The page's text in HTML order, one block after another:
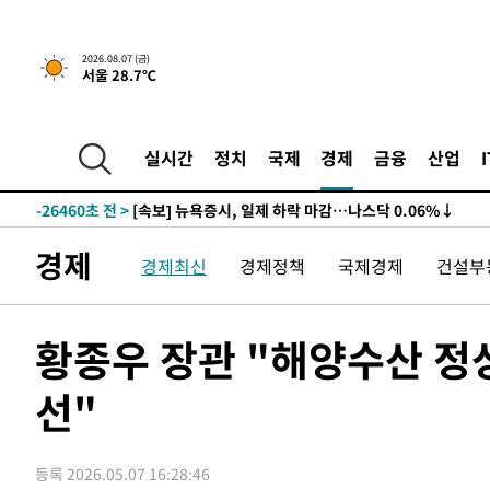
2026.08.07 (금)
서울 28.7℃
실시간 정치 국제 경제 금융 산업
-26460초 전 >
-31894초 전 > 이란, 호르무즈서 "적국 목표물들"과 대치로 남부 케슘
발효
-28760초 전 >
[속보]트럼프, 美 원정출산 금지 행정명령 서명
-26460초 전 >[속보] 뉴욕증시, 일제 하락 마감…나스닥 0.06%↓
례 큰 폭발음
-30609초 전 >[속보]美, 폴리실리콘 수입 규제…파생제품 15% 관세,
발효
-28760초 전 >
-26460초 전 >
경제 경제최신 경제정책 국제경제 건설
황종우 장관 "해양수산 정
선"
등록 2026.05.07 16:28:46